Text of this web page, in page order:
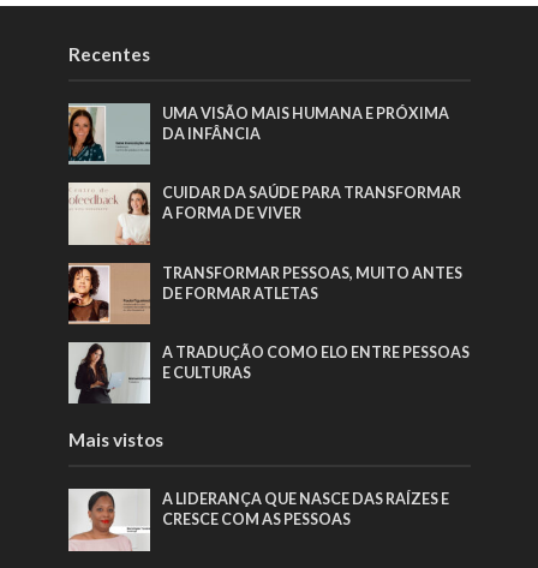
Recentes
UMA VISÃO MAIS HUMANA E PRÓXIMA
DA INFÂNCIA
CUIDAR DA SAÚDE PARA TRANSFORMAR
A FORMA DE VIVER
TRANSFORMAR PESSOAS, MUITO ANTES
DE FORMAR ATLETAS
A TRADUÇÃO COMO ELO ENTRE PESSOAS
E CULTURAS
Mais vistos
A LIDERANÇA QUE NASCE DAS RAÍZES E
CRESCE COM AS PESSOAS